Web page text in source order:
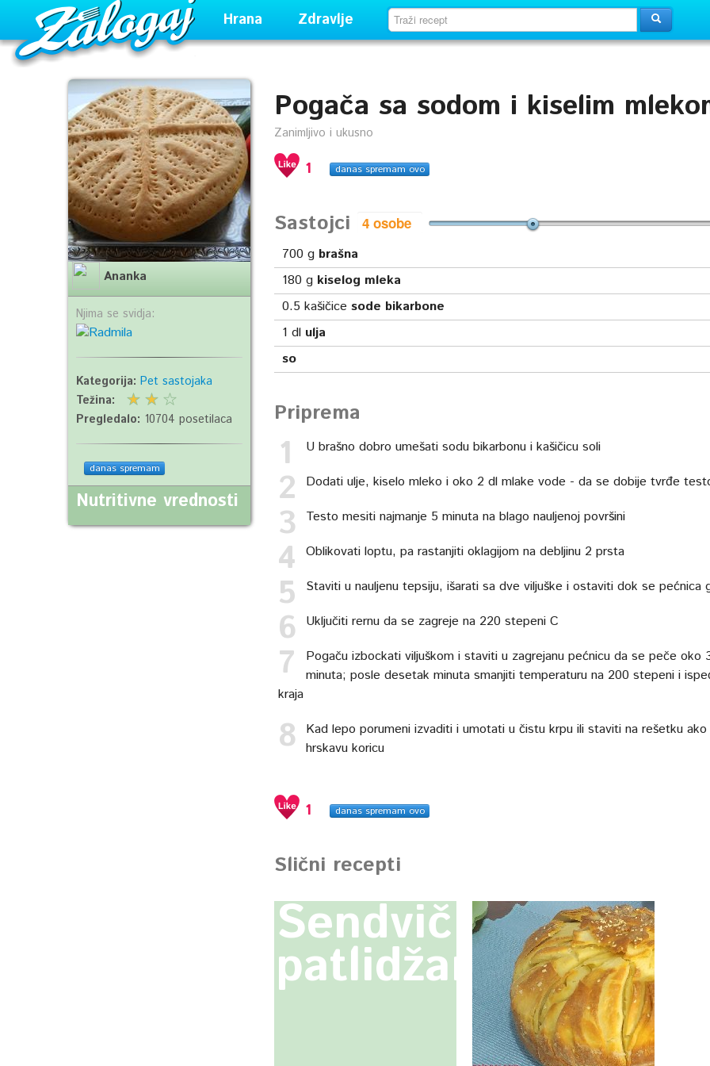
Hrana Zdravlje
Pogača sa sodom i kiselim
Zanimljivo i ukusno
1 danas spremam ovo
Sastojci
700 g brašna
180 g kiselog mleka
0.5 kašičice sode bikarbone
1 dl ulja
so
Priprema
U brašno dobro umešati sodu bikarbonu i kašičicu soli
Dodati ulje, kiselo mleko i oko 2 dl mlake vode - da se dobije tvrđe
Testo mesiti najmanje 5 minuta na blago nauljenoj površini
Oblikovati loptu, pa rastanjiti oklagijom na debljinu 2 prsta
Staviti u nauljenu tepsiju, išarati sa dve viljuške i ostaviti dok se pećnica
Uključiti rernu da se zagreje na 220 stepeni C
Pogaču izbockati viljuškom i staviti u zagrejanu pećnicu da se peče oko
minuta; posle desetak minuta smanjiti temperaturu na 200 stepeni i
kraja
Kad lepo porumeni izvaditi i umotati u čistu krpu ili staviti na rešetku
hrskavu koricu
1 danas spremam ovo
Slični recepti
Sendvič
patlidžan
Ananka
Njima se svidja:
Kategorija: Pet sastojaka
Težina:
Pregledalo: 10704 posetilaca
danas spremam
Nutritivne vrednosti